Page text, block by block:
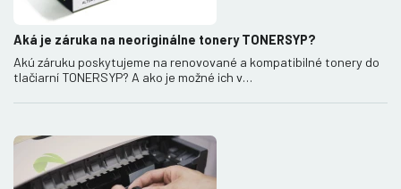
Aká je záruka na neoriginálne tonery TONERSYP?
Akú záruku poskytujeme na renovované a kompatibilné tonery do
tlačiarní TONERSYP? A ako je možné ich v…